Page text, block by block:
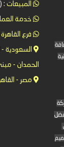
المبيعات :
خدمة
فرع
السعودية -
الحمدان -
مصر -